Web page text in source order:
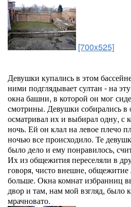
[700x525]
Девушки купались в этом
ними подглядывает султан - на
окна башни, в которой он мог
смотрины. Девушки собирались в
осматривал их и выбирал одну, с
ночь. Ей он клал на левое плечо
ночью все происходило. Те
было дело и ему понравилось,
Их из общежития переселяли в
говоря, чисто внешне,
больше. Окна комнат избранниц
двор и там, нам мой взгляд, было
мрачновато.